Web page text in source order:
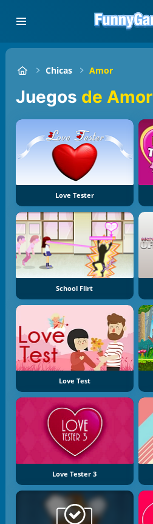
Chicas Amor
Juegos de Amor
Love Tester
School Flirt
Love Test
Love Tester 3